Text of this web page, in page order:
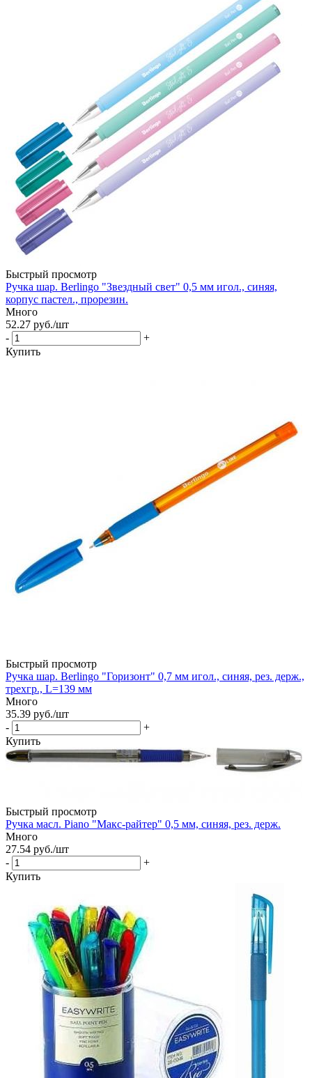
Быстрый просмотр
Ручка шар. Berlingo "Звездный свет" 0,5 мм игол., синяя,
корпус пастел., прорезин.
Много
52.27 руб./шт
-
+
Купить
Быстрый просмотр
Ручка шар. Berlingo "Горизонт" 0,7 мм игол., синяя, рез. держ.,
трехгр., L=139 мм
Много
35.39 руб./шт
-
+
Купить
Быстрый просмотр
Ручка масл. Piano "Макс-райтер" 0,5 мм, синяя, рез. держ.
Много
27.54 руб./шт
-
+
Купить